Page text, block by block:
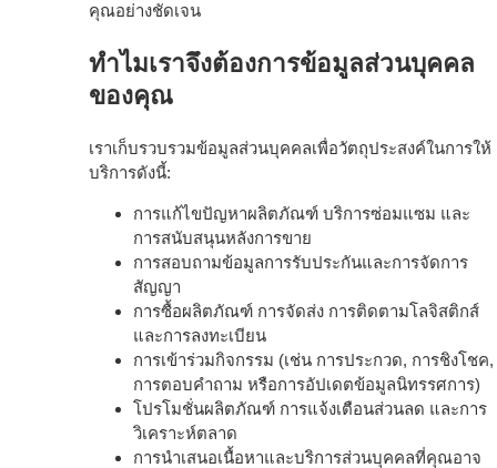
คุณอย่างชัดเจน
ทำไมเราจึงต้องการข้อมูลส่วนบุคคล
ของคุณ
เราเก็บรวบรวมข้อมูลส่วนบุคคลเพื่อวัตถุประสงค์ในการให้
บริการดังนี้:
การแก้ไขปัญหาผลิตภัณฑ์ บริการซ่อมแซม และ
การสนับสนุนหลังการขาย
การสอบถามข้อมูลการรับประกันและการจัดการ
สัญญา
การซื้อผลิตภัณฑ์ การจัดส่ง การติดตามโลจิสติกส์
และการลงทะเบียน
การเข้าร่วมกิจกรรม (เช่น การประกวด, การชิงโชค,
การตอบคำถาม หรือการอัปเดตข้อมูลนิทรรศการ)
โปรโมชั่นผลิตภัณฑ์ การแจ้งเตือนส่วนลด และการ
วิเคราะห์ตลาด
การนำเสนอเนื้อหาและบริการส่วนบุคคลที่คุณอาจ